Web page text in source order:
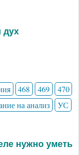
дух
468 469
470
на анализ
УС
нужно уметь